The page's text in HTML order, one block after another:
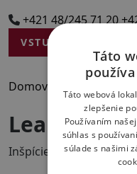
+421 48/245 71 20
VSTUPENKY
Domov
Lea
Inšpícientka /
Táto
Táto webová
zlepšenie
Používaním
súhlas s
súlade s našimi